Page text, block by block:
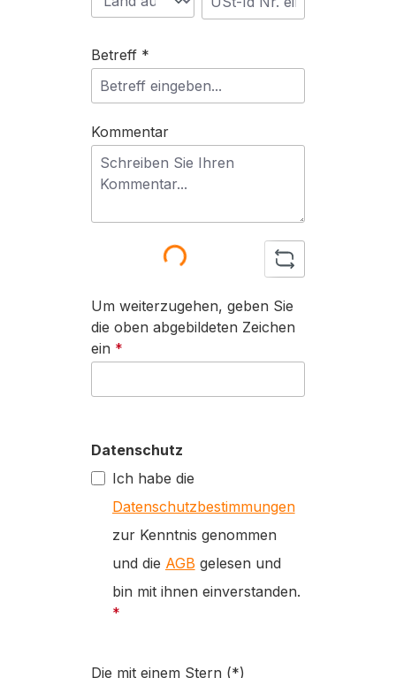
Betreff *
Kommentar
Loading...
Um weiterzugehen, geben Sie
die oben abgebildeten Zeichen
ein *
Datenschutz
Ich habe die
Datenschutzbestimmungen
zur Kenntnis genommen
und die AGB gelesen und
bin mit ihnen einverstanden.
*
Die mit einem Stern (*)